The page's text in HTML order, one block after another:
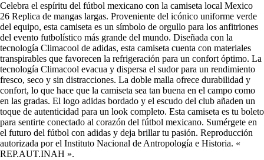
Celebra el espíritu del fútbol mexicano con la camiseta local Mexico
26 Replica de mangas largas. Proveniente del icónico uniforme verde
del equipo, esta camiseta es un símbolo de orgullo para los anfitriones
del evento futbolístico más grande del mundo. Diseñada con la
tecnología Climacool de adidas, esta camiseta cuenta con materiales
transpirables que favorecen la refrigeración para un confort óptimo. La
tecnología Climacool evacua y dispersa el sudor para un rendimiento
fresco, seco y sin distracciones. La doble malla ofrece durabilidad y
confort, lo que hace que la camiseta sea tan buena en el campo como
en las gradas. El logo adidas bordado y el escudo del club añaden un
toque de autenticidad para un look completo. Esta camiseta es tu boleto
para sentirte conectado al corazón del fútbol mexicano. Sumérgete en
el futuro del fútbol con adidas y deja brillar tu pasión. Reproducción
autorizada por el Instituto Nacional de Antropología e Historia. «
REP.AUT.INAH ».